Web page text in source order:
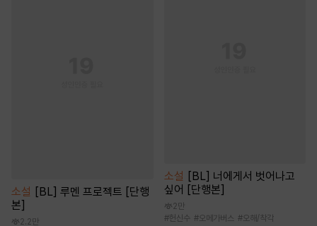
소설 [BL] 루멘 프로젝트 [단행
본]
2.2만
소설 [BL] 너에게서 벗어나고
싶어 [단행본]
2만
#헌신수 #오메가버스 #오해/착각